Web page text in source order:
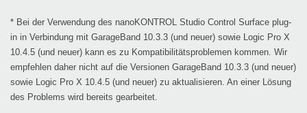
* Bei der Verwendung des nanoKONTROL Studio Control Surface plug-
in in Verbindung mit GarageBand 10.3.3 (und neuer) sowie Logic Pro X
10.4.5 (und neuer) kann es zu Kompatibilitätsproblemen kommen. Wir
empfehlen daher nicht auf die Versionen GarageBand 10.3.3 (und neuer)
sowie Logic Pro X 10.4.5 (und neuer) zu aktualisieren. An einer Lösung
des Problems wird bereits gearbeitet.